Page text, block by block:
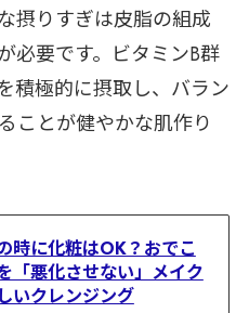
摂りすぎは皮脂の組成
必要です。ビタミンB群
積極的に摂取し、バラン
ことが健やかな肌作り
時に化粧はOK？おでこ
「悪化させない」メイク
いクレンジング